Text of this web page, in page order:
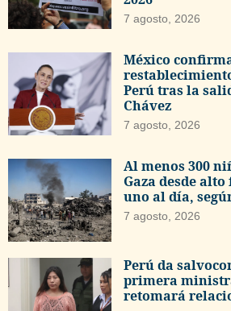
7 agosto, 2026
México
Perú tras la
Chávez
7 agosto, 2026
Al menos 300
Gaza desde
uno al día,
7 agosto, 2026
Perú da
primera
retomará